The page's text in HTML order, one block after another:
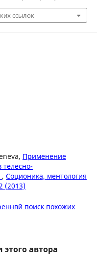
ссылок
Применение
телесно-
, Соционика, ментология
(2013)
поиск похожих
автора